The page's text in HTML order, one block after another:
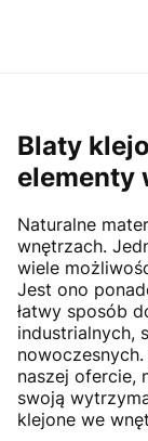
Blaty
elementy
Naturalne
wnętrzach.
wiele
Jest ono
łatwy sposób
industrialnych,
nowoczesnych.
naszej ofercie,
swoją
klejone we